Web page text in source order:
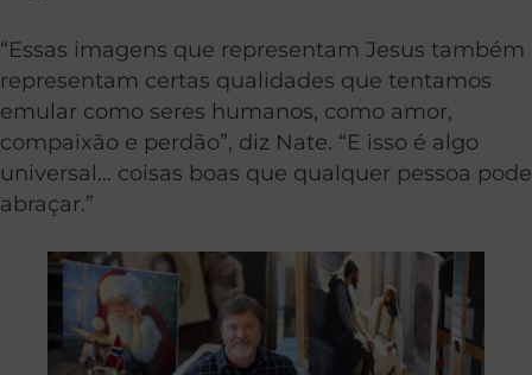
“Essas imagens que representam Jesus também
representam certas qualidades que tentamos
emular como seres humanos, como amor,
compaixão e perdão”, diz Nate. “E isso é algo
universal… coisas boas que qualquer pessoa pode
abraçar.”